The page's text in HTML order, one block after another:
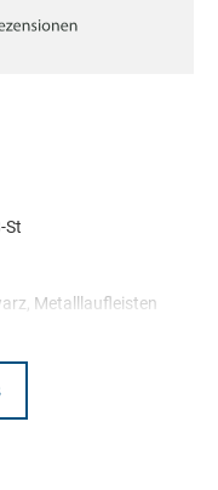
St
Metalllaufleisten